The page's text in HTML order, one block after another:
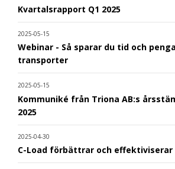
Kvartalsrapport Q1 2025
2025-05-15
Webinar - Så sparar du tid och
transporter
2025-05-15
Kommuniké från Triona AB:s
2025
2025-04-30
C-Load förbättrar och